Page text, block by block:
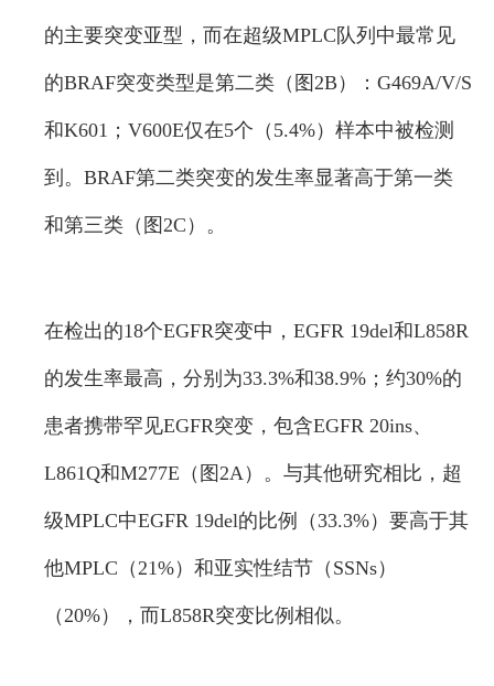
的主要突变亚型，而在超级MPLC队列中最常见
的BRAF突变类型是第二类（图2B）：G469A/V/S
和K601；V600E仅在5个（5.4%）样本中被检测
到。BRAF第二类突变的发生率显著高于第一类
和第三类（图2C）。
在检出的18个EGFR突变中，EGFR 19del和L858R
的发生率最高，分别为33.3%和38.9%；约30%的
患者携带罕见EGFR突变，包含EGFR 20ins、
L861Q和M277E（图2A）。与其他研究相比，超
级MPLC中EGFR 19del的比例（33.3%）要高于其
他MPLC（21%）和亚实性结节（SSNs）
（20%），而L858R突变比例相似。